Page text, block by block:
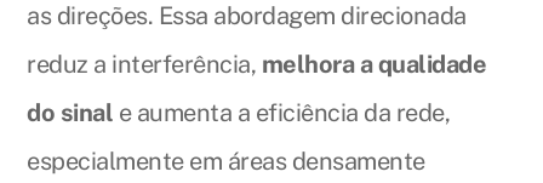
as direções. Essa abordagem direcionada
reduz a interferência, melhora a qualidade
do sinal e aumenta a eficiência da rede,
especialmente em áreas densamente